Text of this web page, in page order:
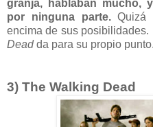
granja, hablaban mucho,
por ninguna parte.Quizá
encima de sus posibilidades.
Deadda para su propio
3) The Walking Dead